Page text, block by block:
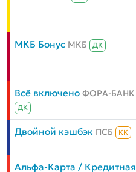
МКБ Бонус МКБ ДК
Всё включено ФОРА-БАНК
ДК
Двойной кэшбэк ПСБ КК
Альфа-Карта / Кредитная